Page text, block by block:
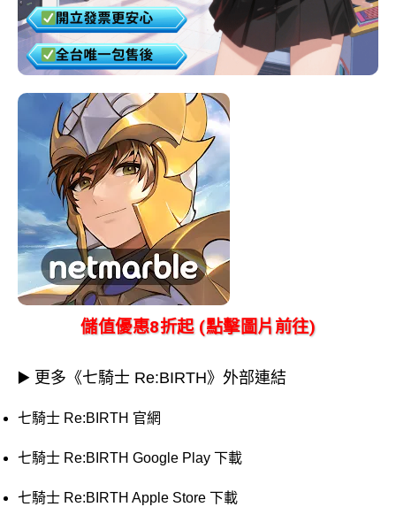
儲值優惠8折起 (點擊圖片前往)
▶️ 更多《七騎士 Re:BIRTH》外部連結
七騎士 Re:BIRTH 官網
七騎士 Re:BIRTH Google Play 下載
七騎士 Re:BIRTH Apple Store 下載